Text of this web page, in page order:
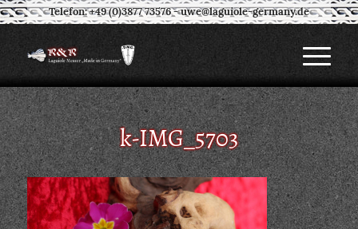
Telefon: +49 (0)3877 73576-uwe@laguiole-germany.de
k-IMG_5703